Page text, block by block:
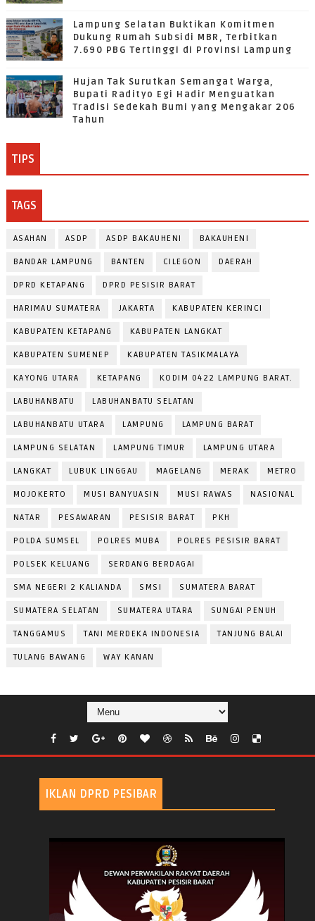
Lampung Selatan Buktikan Komitmen
Dukung Rumah Subsidi MBR, Terbitkan
7.690 PBG Tertinggi di Provinsi Lampung
Hujan Tak Surutkan Semangat Warga,
Bupati Radityo Egi Hadir Menguatkan
Tradisi Sedekah Bumi yang Mengakar 206
Tahun
TIPS
TAGS
ASAHAN ASDP ASDP BAKAUHENI BAKAUHENI
BANDAR LAMPUNG BANTEN CILEGON DAERAH
DPRD KETAPANG DPRD PESISIR BARAT
HARIMAU SUMATERA JAKARTA KABUPATEN KERINCI
KABUPATEN KETAPANG KABUPATEN LANGKAT
KABUPATEN SUMENEP KABUPATEN TASIKMALAYA
KAYONG UTARA KETAPANG KODIM 0422 LAMPUNG BARAT.
LABUHANBATU LABUHANBATU SELATAN
LABUHANBATU UTARA LAMPUNG LAMPUNG BARAT
LAMPUNG SELATAN LAMPUNG TIMUR LAMPUNG UTARA
LANGKAT LUBUK LINGGAU MAGELANG MERAK METRO
MOJOKERTO MUSI BANYUASIN MUSI RAWAS NASIONAL
NATAR PESAWARAN PESISIR BARAT PKH
POLDA SUMSEL POLRES MUBA POLRES PESISIR BARAT
POLSEK KELUANG SERDANG BERDAGAI
SMA NEGERI 2 KALIANDA SMSI SUMATERA BARAT
SUMATERA SELATAN SUMATERA UTARA SUNGAI PENUH
TANGGAMUS TANI MERDEKA INDONESIA TANJUNG BALAI
TULANG BAWANG WAY KANAN
IKLAN DPRD PESIBAR